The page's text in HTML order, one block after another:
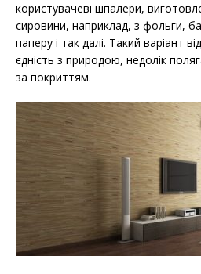
користувачеві шпалери,
сировини, наприклад, з фольги,
паперу і так далі. Такий варіант
єдність з природою, недолік
за покриттям.